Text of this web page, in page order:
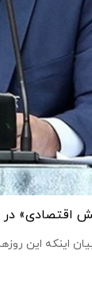
اقتصادی» در
اینکه این